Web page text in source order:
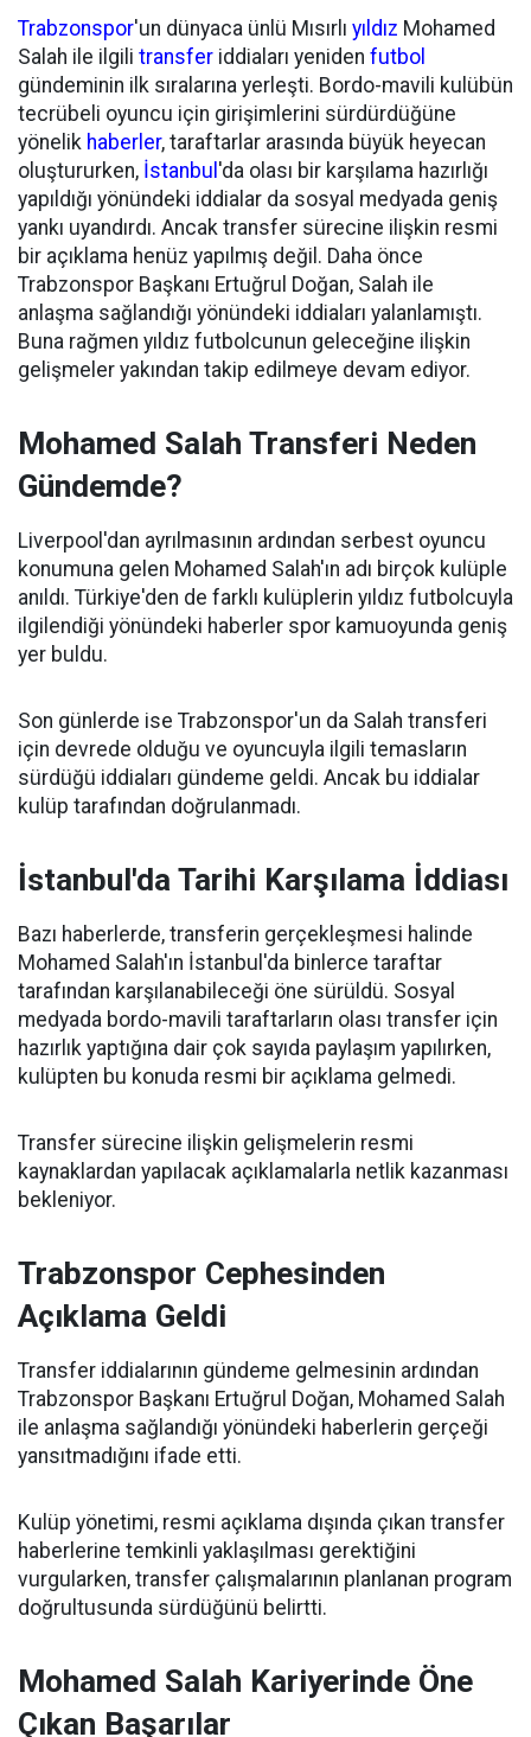
Trabzonspor'un dünyaca ünlü Mısırlı yıldız Mohamed
Salah ile ilgili transfer iddiaları yeniden futbol
gündeminin ilk sıralarına yerleşti. Bordo-mavili kulübün
tecrübeli oyuncu için girişimlerini sürdürdüğüne
yönelik haberler, taraftarlar arasında büyük heyecan
oluştururken, İstanbul 'da olası bir karşılama hazırlığı
yapıldığı yönündeki iddialar da sosyal medyada geniş
yankı uyandırdı. Ancak transfer sürecine ilişkin resmi
bir açıklama henüz yapılmış değil. Daha önce
Trabzonspor Başkanı Ertuğrul Doğan, Salah ile
anlaşma sağlandığı yönündeki iddiaları yalanlamıştı.
Buna rağmen yıldız futbolcunun geleceğine ilişkin
gelişmeler yakından takip edilmeye devam ediyor.
Mohamed Salah Transferi Neden
Gündemde?
Liverpool'dan ayrılmasının ardından serbest oyuncu
konumuna gelen Mohamed Salah'ın adı birçok kulüple
anıldı. Türkiye'den de farklı kulüplerin yıldız futbolcuyla
ilgilendiği yönündeki haberler spor kamuoyunda geniş
yer buldu.
Son günlerde ise Trabzonspor'un da Salah transferi
için devrede olduğu ve oyuncuyla ilgili temasların
sürdüğü iddiaları gündeme geldi. Ancak bu iddialar
kulüp tarafından doğrulanmadı.
İstanbul'da Tarihi Karşılama İddiası
Bazı haberlerde, transferin gerçekleşmesi halinde
Mohamed Salah'ın İstanbul'da binlerce taraftar
tarafından karşılanabileceği öne sürüldü. Sosyal
medyada bordo-mavili taraftarların olası transfer için
hazırlık yaptığına dair çok sayıda paylaşım yapılırken,
kulüpten bu konuda resmi bir açıklama gelmedi.
Transfer sürecine ilişkin gelişmelerin resmi
kaynaklardan yapılacak açıklamalarla netlik kazanması
bekleniyor.
Trabzonspor Cephesinden
Açıklama Geldi
Transfer iddialarının gündeme gelmesinin ardından
Trabzonspor Başkanı Ertuğrul Doğan, Mohamed Salah
ile anlaşma sağlandığı yönündeki haberlerin gerçeği
yansıtmadığını ifade etti.
Kulüp yönetimi, resmi açıklama dışında çıkan transfer
haberlerine temkinli yaklaşılması gerektiğini
vurgularken, transfer çalışmalarının planlanan program
doğrultusunda sürdüğünü belirtti.
Mohamed Salah Kariyerinde Öne
Çıkan Başarılar